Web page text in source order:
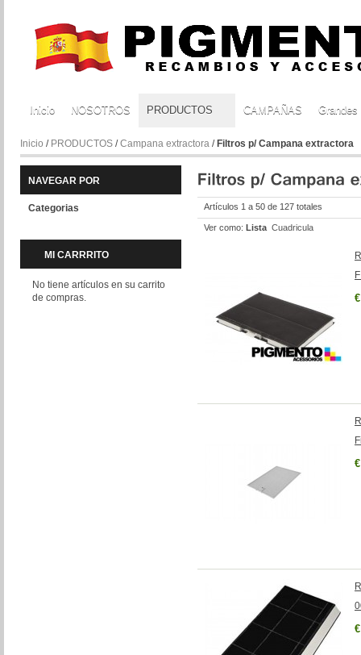
Inicio NOSOTROS PRODUCTOS CAMPAÑAS
Inicio / PRODUCTOS /Campana extractora / Filtros p/ Campana extractora
NAVEGAR POR
Categorias
MI CARRRITO
No tiene artículos en su carrito
de compras.
Artículos 1 a 50 de 127 totales
Ver como: Lista Cuadricula